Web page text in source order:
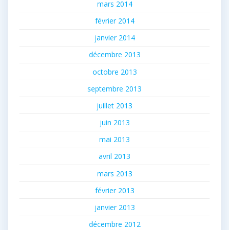
mars 2014
février 2014
janvier 2014
décembre 2013
octobre 2013
septembre 2013
juillet 2013
juin 2013
mai 2013
avril 2013
mars 2013
février 2013
janvier 2013
décembre 2012